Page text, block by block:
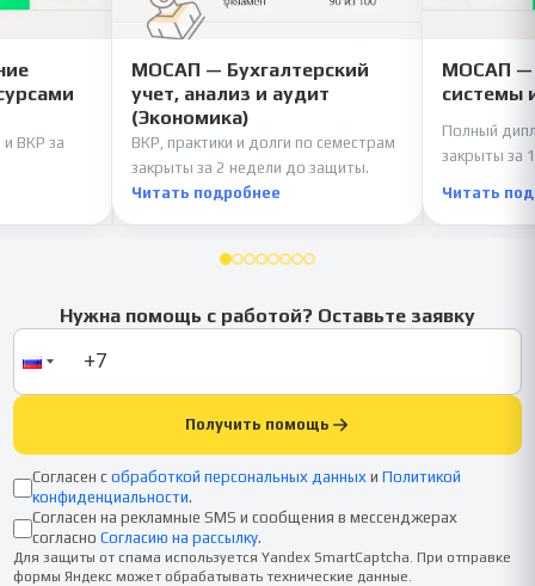
и ВКР за
МОСАП — Бухгалтерский
учет, анализ и аудит
(Экономика)
ВКР, практики и долги по семестрам
закрыты за 2 недели до защиты.
Читать подробнее
МОСАП —
системы
Полный
закрыты за
Читать
Нужна помощь с работой? Оставьте заявку
Получить помощь
Согласен с обработкой персональных данных и Политикой
конфиденциальности.
Согласен на рекламные SMS и сообщения в мессенджерах
согласно Согласию на рассылку.
Для защиты от спама используется Yandex SmartCaptcha. При отправке
формы Яндекс может обрабатывать технические данные.